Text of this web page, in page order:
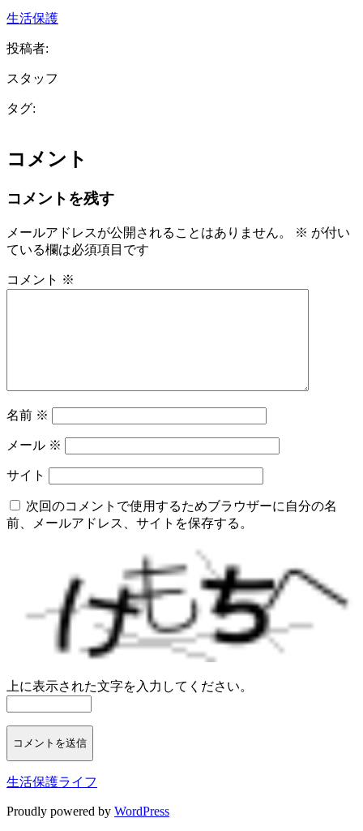
生活保護
投稿者:
スタッフ
タグ:
コメント
コメントを残す
メールアドレスが公開されることはありません。 ※ が付い
ている欄は必須項目です
コメント ※
名前 ※
メール ※
サイト
次回のコメントで使用するためブラウザーに自分の名
前、メールアドレス、サイトを保存する。
上に表示された文字を入力してください。
生活保護ライフ
Proudly powered by WordPress